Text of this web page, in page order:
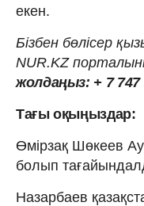
екен.
Бізбен бөлісер
NUR.KZ
жолдаңыз: + 7 747
Тағы оқыңыздар:
Өмірзақ Шөкеев
болып
Назарбаев